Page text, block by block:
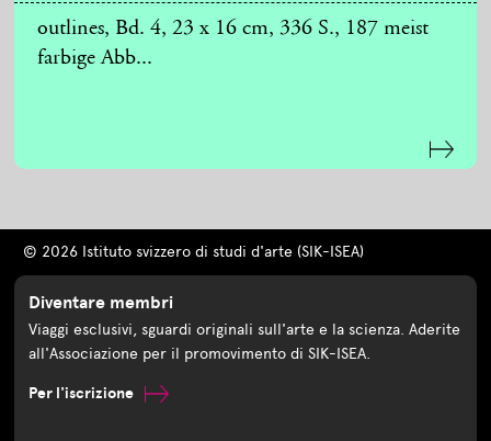
outlines, Bd. 4, 23 x 16 cm, 336 S., 187 meist
farbige Abb...
© 2026 Istituto svizzero di studi d'arte (SIK-ISEA)
Diventare membri
Viaggi esclusivi, sguardi originali sull'arte e la scienza. Aderite
all'Associazione per il promovimento di SIK-ISEA.
Per l'iscrizione